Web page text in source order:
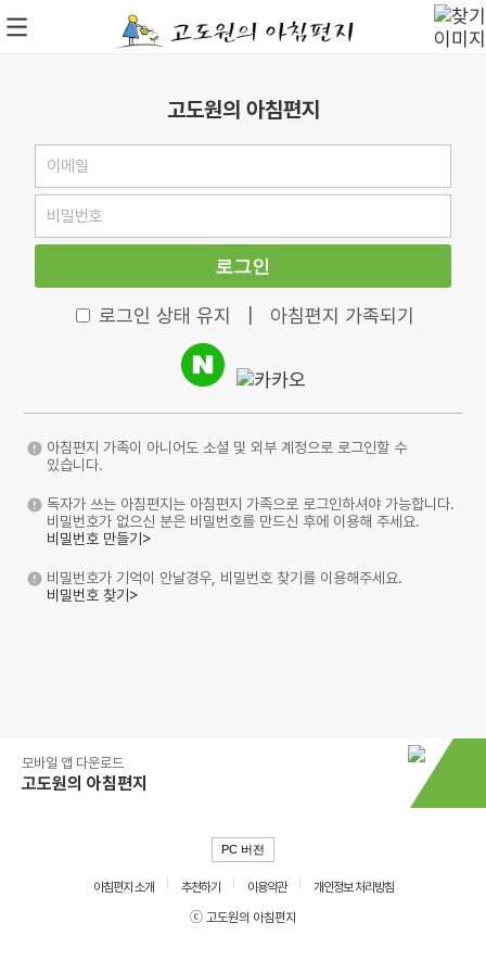
고도원의 아침편지
로그인
로그인 상태 유지 아침편지 가족되기
아침편지 가족이 아니어도 소셜 및 외부 계정으로 로그인할 수
있습니다.
독자가 쓰는 아침편지는 아침편지 가족으로 로그인하셔야 가능합니다.
비밀번호가 없으신 분은 비밀번호를 만드신 후에 이용해 주세요.
비밀번호 만들기>
비밀번호가 기억이 안날경우, 비밀번호 찾기를 이용해주세요.
비밀번호 찾기>
모바일 앱 다운로드
고도원의 아침편지
PC 버전
아침편지 소개 추천하기 이용약관
개인정보 처리방침
ⓒ 고도원의 아침편지